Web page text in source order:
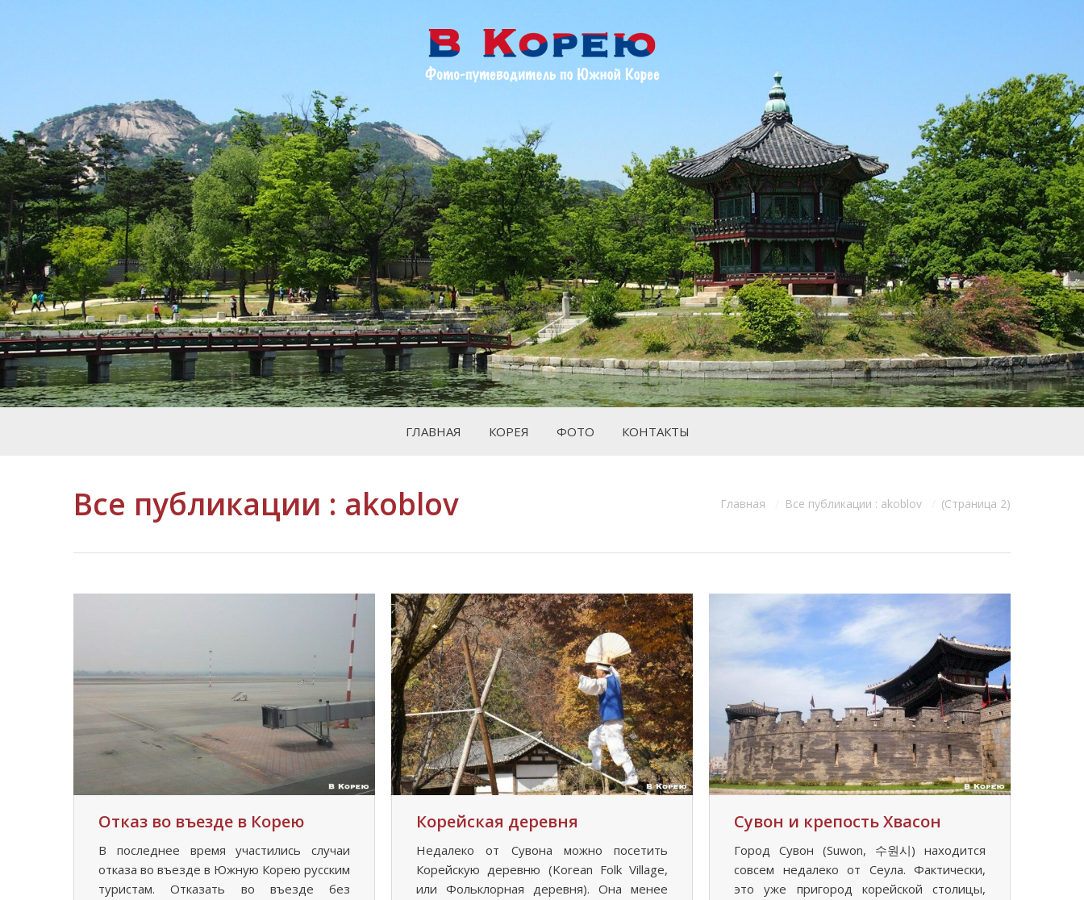
ГЛАВНАЯ КОРЕЯ ФОТО КОНТАКТЫ
Все публикации : akoblov Главная Все публикации : akoblov (Страница 2)
Отказ во въезде в Корею
В последнее время участились случаи
отказа во въезде в Южную Корею русским
туристам. Отказать во въезде без
Корейская деревня
Недалеко от Сувона можно посетить
Корейскую деревню (Korean Folk Village,
или Фольклорная деревня). Она менее
Сувон и крепость Хвасон
Город Сувон (Suwon, 수원시) находится
совсем недалеко от Сеула. Фактически,
это уже пригород корейской столицы,